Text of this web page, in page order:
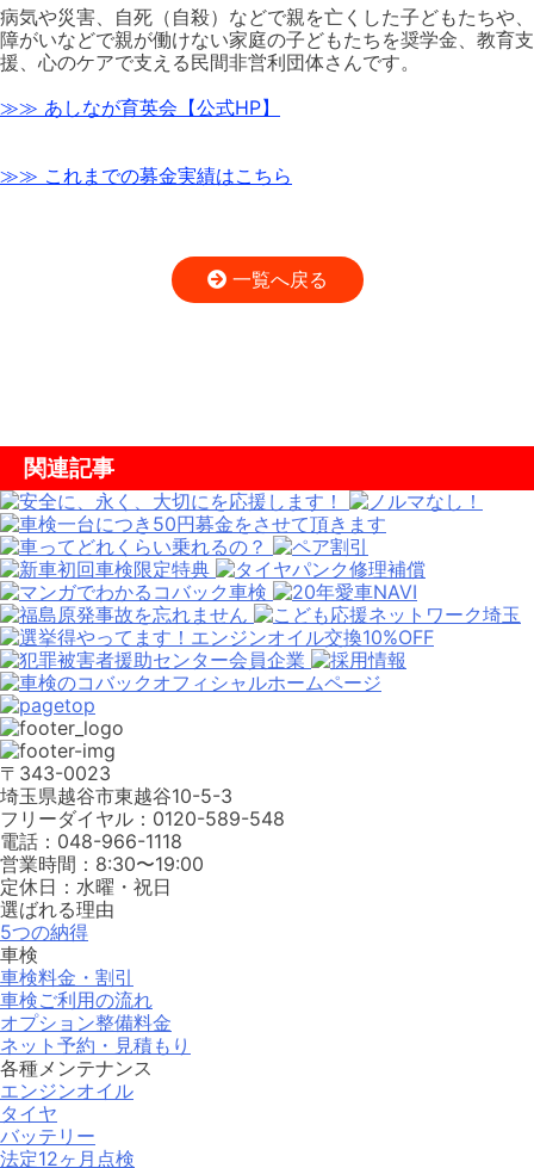
病気や災害、自死（自殺）などで親を亡くした子どもたちや、
障がいなどで親が働けない家庭の子どもたちを奨学金、教育支
援、心のケアで支える民間非営利団体さんです。
≫≫ あしなが育英会【公式HP】
≫≫ これまでの募金実績はこちら
一覧へ戻る
関連記事
〒343-0023
埼⽟県越⾕市東越⾕10-5-3
フリーダイヤル：0120-589-548
電話：048-966-1118
営業時間：8:30〜19:00
定休⽇：⽔曜・祝⽇
選ばれる理由
5つの納得
車検
車検料金・割引
車検ご利用の流れ
オプション整備料金
ネット予約・見積もり
各種メンテナンス
エンジンオイル
タイヤ
バッテリー
法定12ヶ月点検